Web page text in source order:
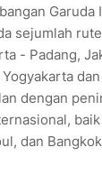
Garuda
sejumlah
- Padang,
dengan
dan